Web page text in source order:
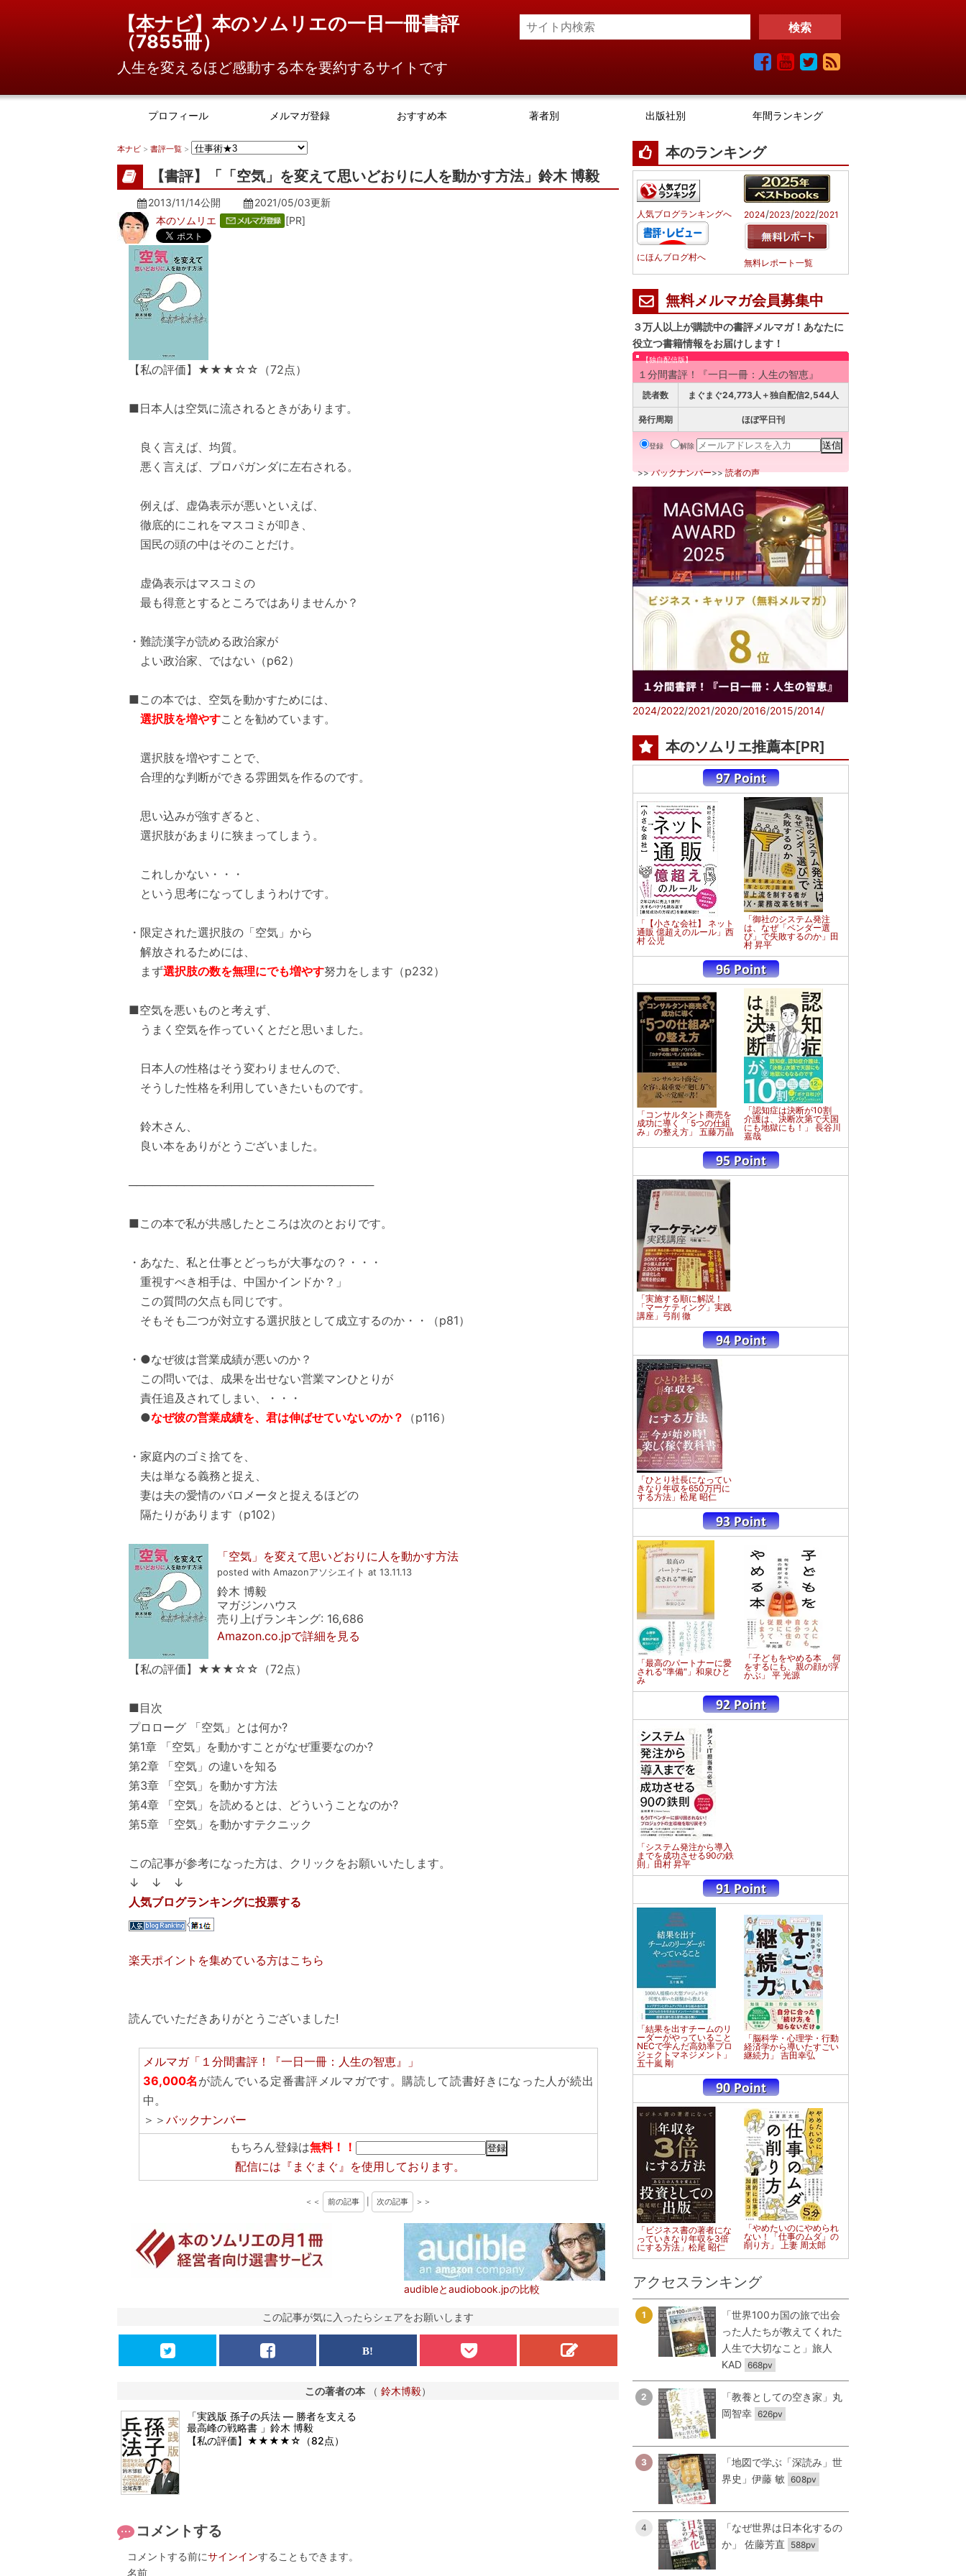
【本ナビ】本のソムリエの一日一冊書評
（7855冊）
人生を変えるほど感動する本を要約するサイトです
プロフィール メルマガ登録 おすすめ本 著者別 出版社別 年間ランキング
本ナビ > 書評一覧 >
【書評】「「空気」を変えて思いどおりに人を動かす方法」鈴木 博毅
2013/11/14公開 2021/05/03更新
本のソムリエ
[PR]
【私の評価】★★★☆☆（72点）
■日本人は空気に流されるときがあります。
良く言えば、均質。
悪く言えば、プロパガンダに左右される。
例えば、虚偽表示が悪いといえば、
徹底的にこれをマスコミが叩き、
国民の頭の中はそのことだけ。
虚偽表示はマスコミの
最も得意とするところではありませんか？
・難読漢字が読める政治家が
よい政治家、ではない（p62）
■この本では、空気を動かすためには、
選択肢を増やすことを勧めています。
選択肢を増やすことで、
合理的な判断ができる雰囲気を作るのです。
思い込みが強すぎると、
選択肢があまりに狭まってしまう。
これしかない・・・
という思考になってしまうわけです。
・限定された選択肢の「空気」から
解放されるためには、
まず選択肢の数を無理にでも増やす努力をします（p232）
■空気を悪いものと考えず、
うまく空気を作っていくとだと思いました。
日本人の性格はそう変わりませんので、
そうした性格を利用していきたいものです。
鈴木さん、
良い本をありがとうございました。
───────────────────────────────
■この本で私が共感したところは次のとおりです。
・あなた、私と仕事とどっちが大事なの？・・・
重視すべき相手は、中国かインドか？」
この質問の欠点も同じです。
そもそも二つが対立する選択肢として成立するのか・・（p81）
・●なぜ彼は営業成績が悪いのか？
この問いでは、成果を出せない営業マンひとりが
責任追及されてしまい、・・・
●なぜ彼の営業成績を、君は伸ばせていないのか？ （p116）
・家庭内のゴミ捨てを、
夫は単なる義務と捉え、
妻は夫の愛情のバロメータと捉えるほどの
隔たりがあります（p102）
「空気」を変えて思いどおりに人を動かす方法
posted with Amazonアソシエイト at 13.11.13
鈴木 博毅
マガジンハウス
売り上げランキング: 16,686
Amazon.co.jpで詳細を見る
【私の評価】★★★☆☆（72点）
■目次
プロローグ 「空気」とは何か?
第1章 「空気」を動かすことがなぜ重要なのか?
第2章 「空気」の違いを知る
第3章 「空気」を動かす方法
第4章 「空気」を読めるとは、どういうことなのか?
第5章 「空気」を動かすテクニック
この記事が参考になった方は、クリックをお願いいたします。
↓ ↓ ↓
人気ブログランキングに投票する
楽天ポイントを集めている方はこちら
読んでいただきありがとうございました!
メルマガ「１分間書評！『一日一冊：人生の智恵』」
36,000名 が読んでいる定番書評メルマガです。購読して読書好きになった人が続出
中。
＞＞ バックナンバー
もちろん登録は無料！！
配信には 『まぐまぐ』 を使用しております。
＜＜ 前の記事 次の記事 ＞＞
audibleとaudiobook.jpの比較
この記事が気に入ったらシェアをお願いします
この著者の本 （ 鈴木博毅）
「実践版 孫子の兵法 ― 勝者を支える
最高峰の戦略書 」鈴木 博毅
【私の評価】★★★★☆（82点）
コメントする
コメントする前にサインインすることもできます。
名前
本のランキング
人気ブログランキングへ
にほんブログ村へ
2024/2023/2022/2021
無料レポート一覧
無料メルマガ会員募集中
３万人以上が購読中の書評メルマガ！あなたに
役立つ書籍情報をお届けします！
【独自配信版】
１分間書評！『一日一冊：人生の智恵』
読者数 まぐまぐ24,773人＋独自配信2,544人
発行周期 ほぼ平日刊
登録 解除
>>バックナンバー>>読者の声
2024/2022/2021/2020/2016/2015/2014/
本のソムリエ推薦本[PR]
「【小さな会社】 ネット
通販 億超えのルール」西
村 公児
「御社のシステム発注
は、なぜ「ベンダー選
び」で失敗するのか」田
村 昇平
「コンサルタント商売を
成功に導く 「5つの仕組
み」の整え方」 五藤万晶
「認知症は決断が10割
介護は、決断次第で天国
にも地獄にも！」 長谷川
嘉哉
「実施する順に解説！
「マーケティング」実践
講座」弓削 徹
「ひとり社長になってい
きなり年収を650万円に
する方法」松尾 昭仁
「最高のパートナーに愛
される"準備"」和泉ひと
み
「子どもをやめる本 何
をするにも、親の顔が浮
かぶ」 平 光源
「システム発注から導入
までを成功させる90の鉄
則」田村 昇平
「結果を出すチームのリ
ーダーがやっていること
NECで学んだ高効率プロ
ジェクトマネジメント」
五十嵐 剛
「脳科学・心理学・行動
経済学から導いたすごい
継続力」 吉田幸弘
「ビジネス書の著者にな
っていきなり年収を3倍
にする方法」松尾 昭仁
「やめたいのにやめられ
ない！「仕事のムダ」の
削り方」 上妻 周太郎
アクセスランキング
1
「世界100カ国の旅で出会
った人たちが教えてくれた
人生で大切なこと」旅人
KAD 668pv
2
「教養としての空き家」丸
岡智幸 626pv
3
「地図で学ぶ「深読み」世
界史」伊藤 敏 608pv
4
「なぜ世界は日本化するの
か」 佐藤芳直
588pv